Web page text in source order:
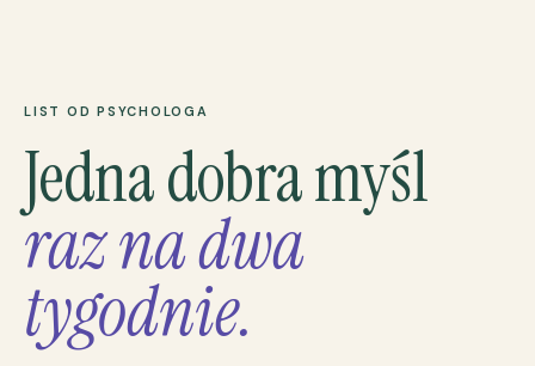
LIST OD PSYCHOLOGA
Jedna dobra myśl
raz na dwa
tygodnie.